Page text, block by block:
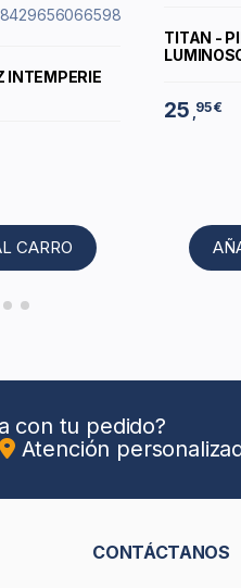
8429656066598
CARRO
TITAN -
25 ,95 €
con tu pedido?
Atención
CONTÁCTANOS